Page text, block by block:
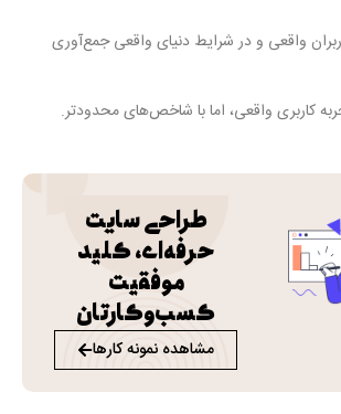
واقعی و در شرایط دنیای واقعی جمع‌آوری
کاربری واقعی، اما با شاخص‌های محدودتر.
طراحی سایت
حرفه‌ای، کلید
موفقیت
کسب‌و‌کارتان
مشاهده نمونه کارها